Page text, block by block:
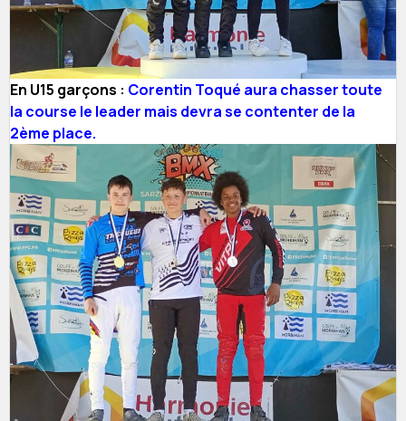
En U15 garçons : Corentin Toqué aura chasser toute
la course le leader mais devra se contenter de la
2ème place.